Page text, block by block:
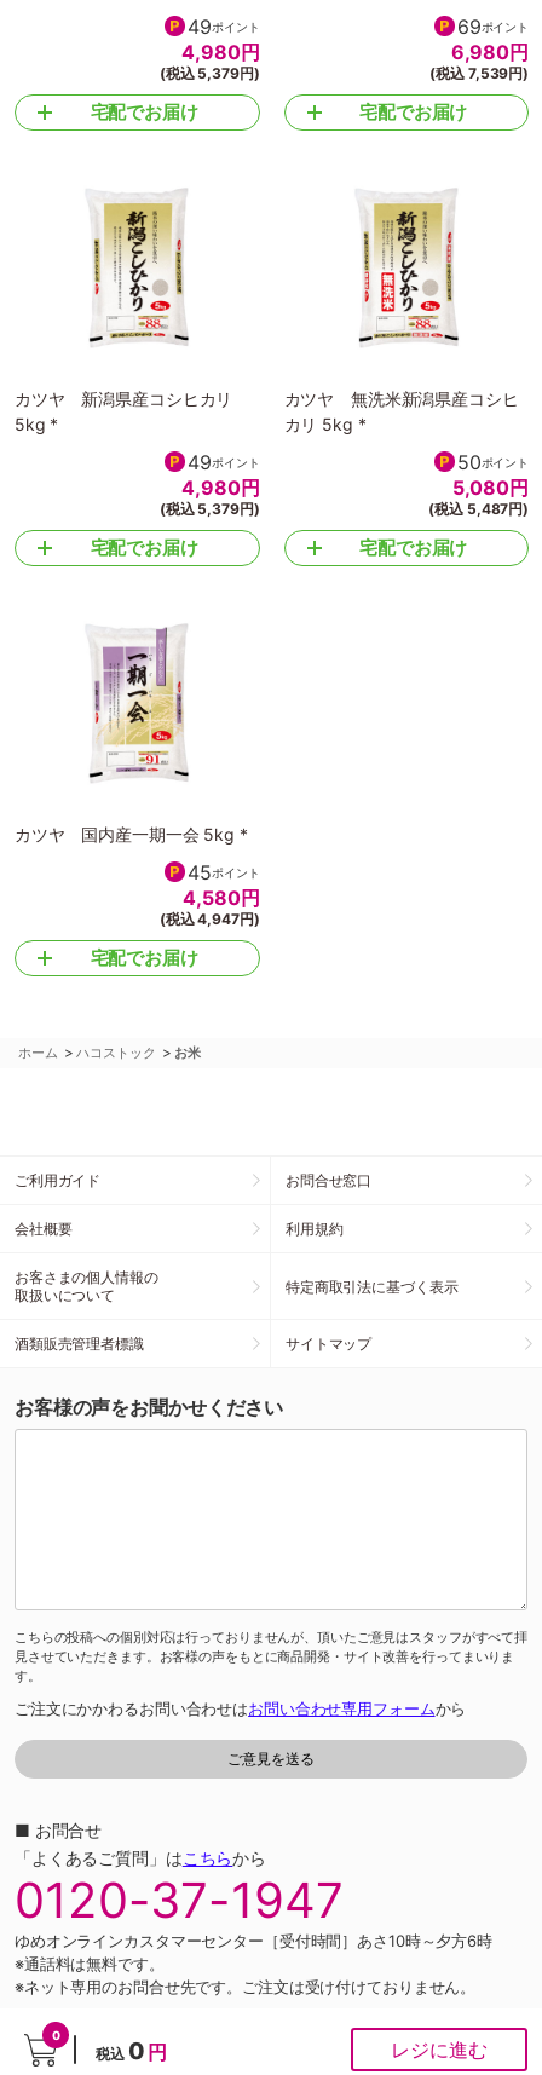
0
税込 0 円 レジに進む
49ポイント
4,980円
(税込 5,379円)
宅配でお届け
69ポイント
6,980円
(税込 7,539円)
宅配でお届け
カツヤ 新潟県産コシヒカリ
5kg *
49ポイント
4,980円
(税込 5,379円)
宅配でお届け
カツヤ 無洗米新潟県産コシヒ
カリ 5kg *
50ポイント
5,080円
(税込 5,487円)
宅配でお届け
カツヤ 国内産一期一会 5kg *
45ポイント
4,580円
(税込 4,947円)
宅配でお届け
ホーム >ハコストック > お米
ご利用ガイド お問合せ窓口
会社概要 利用規約
お客さまの個人情報の
取扱いについて
特定商取引法に基づく表示
酒類販売管理者標識 サイトマップ
お客様の声をお聞かせください
こちらの投稿への個別対応は行っておりませんが、頂いたご意見はスタッフがすべて拝
見させていただきます。お客様の声をもとに商品開発・サイト改善を行ってまいりま
す。
ご注文にかかわるお問い合わせはお問い合わせ専用フォームから
■ お問合せ
「よくあるご質問」はこちらから
0120-37-1947
ゆめオンラインカスタマーセンター［受付時間］あさ10時～夕方6時
※通話料は無料です。
※ネット専用のお問合せ先です。ご注文は受け付けておりません。